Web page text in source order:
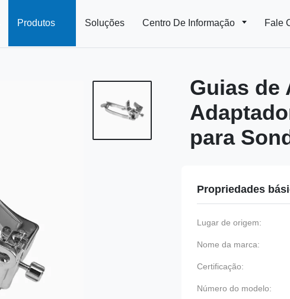
Produtos Soluções Centro De Informação Fale
Guias de
para
Propriedades
Lugar de origem:
Nome da marca:
Certificação:
Número do modelo: